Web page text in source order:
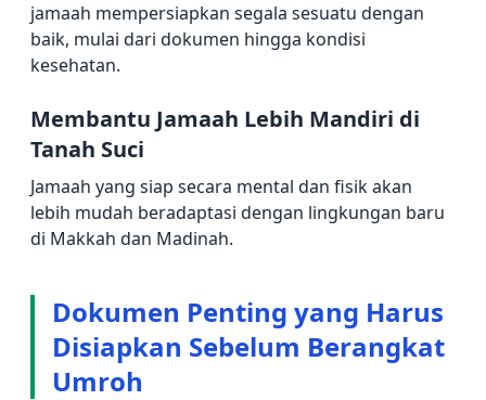
jamaah mempersiapkan segala sesuatu dengan
baik, mulai dari dokumen hingga kondisi
kesehatan.
Membantu Jamaah Lebih Mandiri di
Tanah Suci
Jamaah yang siap secara mental dan fisik akan
lebih mudah beradaptasi dengan lingkungan baru
di Makkah dan Madinah.
Dokumen Penting yang Harus
Disiapkan Sebelum Berangkat
Umroh